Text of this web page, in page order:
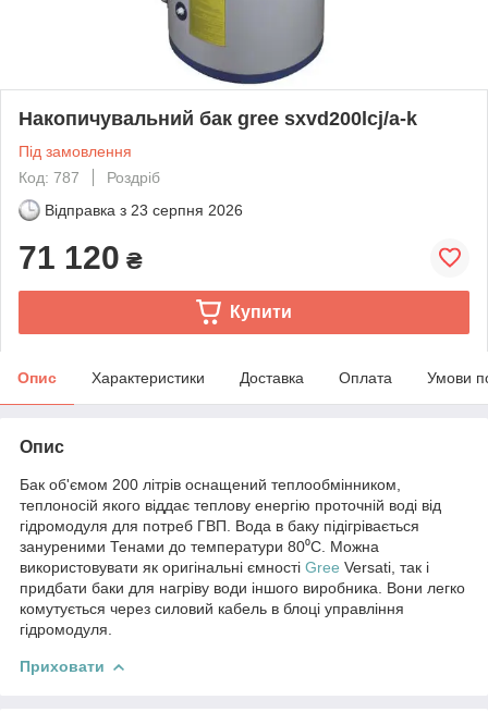
Накопичувальний бак gree sxvd200lcj/a-k
Під замовлення
Код: 787
Роздріб
Відправка з 23 серпня 2026
71 120 ₴
Купити
Опис Характеристики Доставка Оплата Умови
Опис
Бак об'ємом 200 літрів оснащений теплообмінником,
теплоносій якого віддає теплову енергію проточній воді від
гідромодуля для потреб ГВП. Вода в баку підігрівається
зануреними Тенами до температури 80⁰С. Можна
використовувати як оригінальні ємності Gree Versati, так і
придбати баки для нагріву води іншого виробника. Вони легко
комутується через силовий кабель в блоці управління
гідромодуля.
Приховати